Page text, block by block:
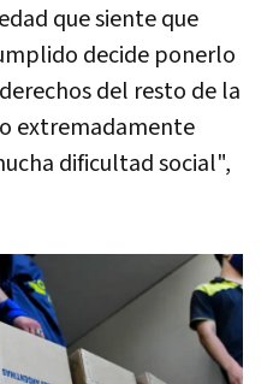
que siente que
decide ponerlo
del resto de la
extremadamente
dificultad social",